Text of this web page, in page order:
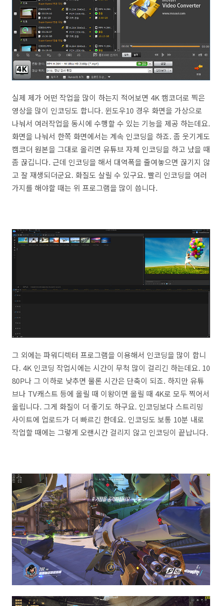
실제 제가 어떤 작업을 많이 하는지 적어보면 4K 캠코더로 찍은
영상을 많이 인코딩도 합니다. 윈도우10 경우 화면을 가상으로
나눠서 여러작업을 동시에 수행할 수 있는 기능을 제공 하는데요.
화면을 나눠서 한쪽 화면에서는 계속 인코딩을 하죠. 좀 웃기게도
캠코더 원본을 그대로 올리면 유튜브 자체 인코딩을 하고 났을 때
좀 끊깁니다. 근데 인코딩을 해서 대역폭을 줄여놓으면 끊기지 않
고 잘 재생되더군요. 화질도 살릴 수 있구요. 빨리 인코딩을 여러
가지를 해야할 때는 위 프로그램을 많이 씁니다.
그 외에는 파워디렉터 프로그램을 이용해서 인코딩을 많이 합니
다. 4K 인코딩 작업시에는 시간이 무척 많이 걸리긴 하는데요. 10
80P나 그 이하로 낮추면 물론 시간은 단축이 되죠. 하지만 유튜
브나 TV캐스트 등에 올릴 때 이왕이면 올릴 때 4K로 모두 찍어서
올립니다. 그게 화질이 더 좋기도 하구요. 인코딩보다 스트리밍
사이트에 업로드가 더 빠르긴 한데요. 인코딩도 보통 10분 내로
작업할 때에는 그렇게 오랜시간 걸리지 않고 인코딩이 끝납니다.